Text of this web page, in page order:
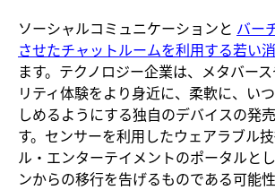
ソーシャルコミュニケーションと バー
させたチャットルームを利用する若い
ます。テクノロジー企業は、メタバー
リティ体験をより身近に、柔軟に、い
しめるようにする独自のデバイスの発
す。センサーを利用したウェアラブル
ル・エンターテイメントのポータルと
ンからの移行を告げるものである可能性